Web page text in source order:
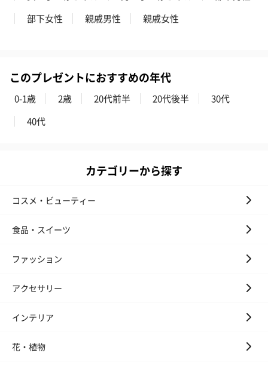
部下女性
親戚男性 親戚女性
このプレゼントにおすすめの年代
0-1歳 2歳 20代前半 20代後半
30代
40代
カテゴリーから探す
コスメ・ビューティー
食品・スイーツ
ファッション
アクセサリー
インテリア
花・植物